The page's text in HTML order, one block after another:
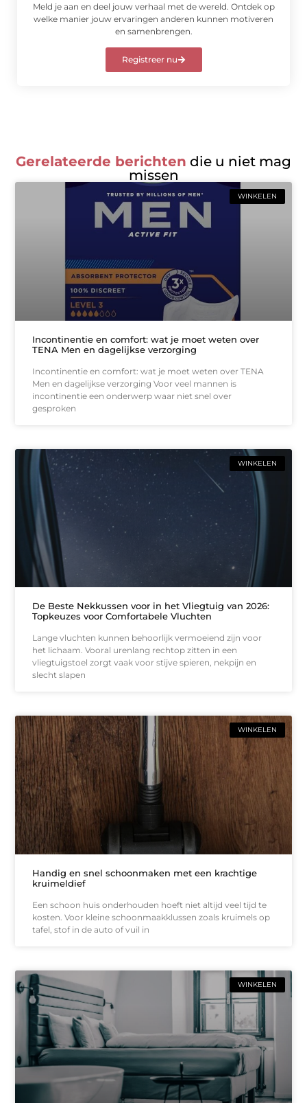
Meld je aan en deel jouw verhaal met de wereld. Ontdek op
welke manier jouw ervaringen anderen kunnen motiveren
en samenbrengen.
Registreer nu
Gerelateerde berichten die u niet mag
missen
WINKELEN
Incontinentie en comfort: wat je moet weten over
TENA Men en dagelijkse verzorging
Incontinentie en comfort: wat je moet weten over TENA
Men en dagelijkse verzorging Voor veel mannen is
incontinentie een onderwerp waar niet snel over
gesproken
WINKELEN
De Beste Nekkussen voor in het Vliegtuig van 2026:
Topkeuzes voor Comfortabele Vluchten
Lange vluchten kunnen behoorlijk vermoeiend zijn voor
het lichaam. Vooral urenlang rechtop zitten in een
vliegtuigstoel zorgt vaak voor stijve spieren, nekpijn en
slecht slapen
WINKELEN
Handig en snel schoonmaken met een krachtige
kruimeldief
Een schoon huis onderhouden hoeft niet altijd veel tijd te
kosten. Voor kleine schoonmaakklussen zoals kruimels op
tafel, stof in de auto of vuil in
WINKELEN